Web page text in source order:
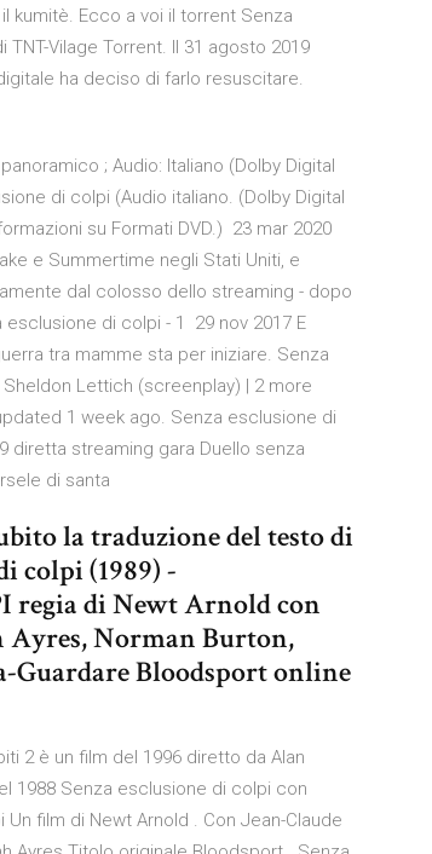
kumitè. Ecco a voi il torrent Senza
Vilage Torrent. Il 31 agosto 2019
ha deciso di farlo resuscitare.
; Audio: Italiano (Dolby Digital
di colpi (Audio italiano. (Dolby Digital
su Formati DVD.) 23 mar 2020
e Summertime negli Stati Uniti, e
dal colosso dello streaming - dopo
di colpi - 1 29 nov 2017 E
tra mamme sta per iniziare. Senza
Lettich (screenplay) | 2 more
1 week ago. Senza esclusione di
diretta streaming gara Duello senza
di santa
la traduzione del testo di
colpi (1989) -
regia di Newt Arnold con
Ayres, Norman Burton,
Guardare Bloodsport online
2 è un film del 1996 diretto da Alan
1988 Senza esclusione di colpi con
film di Newt Arnold . Con Jean-Claude